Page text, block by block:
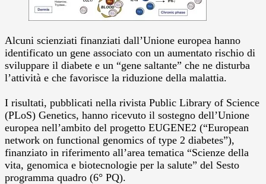
Alcuni scienziati finanziati dall’Unione europea hanno
identificato un gene associato con un aumentato rischio di
sviluppare il diabete e un “gene saltante” che ne disturba
l’attività e che favorisce la riduzione della malattia.
I risultati, pubblicati nella rivista Public Library of Science
(PLoS) Genetics, hanno ricevuto il sostegno dell’Unione
europea nell’ambito del progetto EUGENE2 (“European
network on functional genomics of type 2 diabetes”),
finanziato in riferimento all’area tematica “Scienze della
vita, genomica e biotecnologie per la salute” del Sesto
programma quadro (6° PQ).